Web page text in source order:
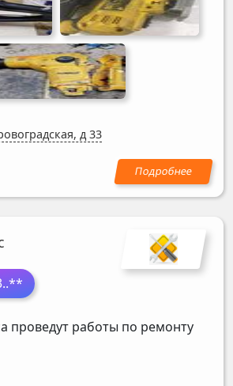
д 33
..**
проведут работы по ремонту